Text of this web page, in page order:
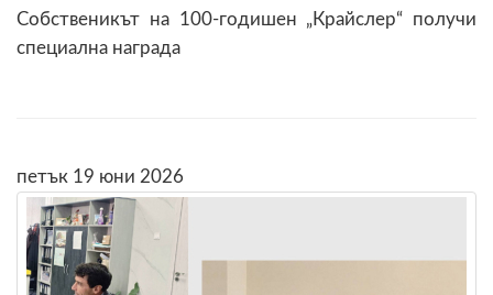
Собственикът на 100-годишен „Крайслер“ получи
специална награда
петък 19 юни 2026